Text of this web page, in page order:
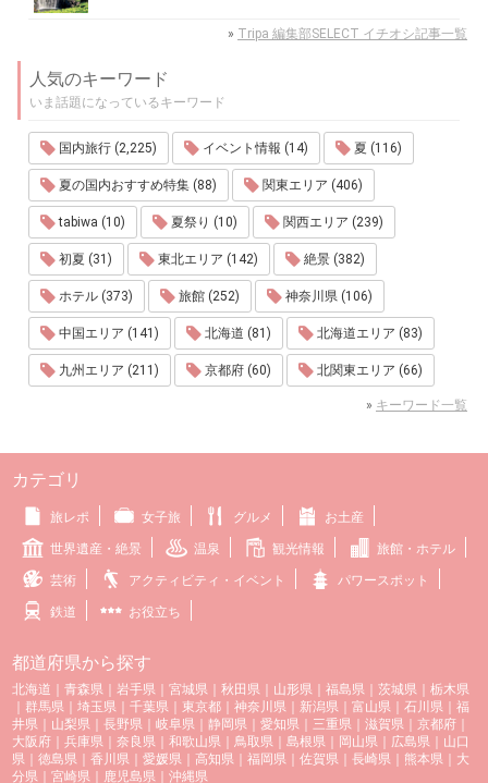
» Tripa 編集部SELECT イチオシ記事一覧
人気のキーワード
いま話題になっているキーワード
国内旅行 (2,225) イベント情報 (14) 夏 (116)
夏の国内おすすめ特集 (88) 関東エリア (406)
tabiwa (10) 夏祭り (10) 関西エリア (239)
初夏 (31) 東北エリア (142) 絶景 (382)
ホテル (373) 旅館 (252) 神奈川県 (106)
中国エリア (141) 北海道 (81) 北海道エリア (83)
九州エリア (211) 京都府 (60) 北関東エリア (66)
» キーワード一覧
カテゴリ
旅レポ 女子旅 グルメ お土産
世界遺産・絶景 温泉 観光情報 旅館・ホテル
芸術 アクティビティ・イベント パワースポット
鉄道 お役立ち
都道府県から探す
北海道 ｜青森県 ｜岩手県 ｜宮城県 ｜秋田県 山形県 ｜福島県 ｜茨城県 ｜栃木県
群馬県 ｜埼玉県 ｜千葉県 東京都 ｜神奈川県 新潟県 ｜富山県 ｜石川県 ｜福
井県
山梨県 ｜長野県 ｜岐阜県 静岡県 ｜愛知県 三重県 ｜滋賀県 ｜京都府
大阪府 ｜兵庫県 ｜奈良県 ｜和歌山県 ｜鳥取県 ｜島根県 岡山県 広島県
山口
県 ｜徳島県 ｜香川県 ｜愛媛県 ｜高知県 ｜福岡県 ｜佐賀県 ｜長崎県 熊本県
大
分県 ｜宮崎県 鹿児島県 ｜沖縄県